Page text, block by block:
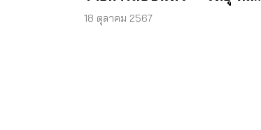
มีโฆษณาแฝง-ให้ข้อมูลเกิน
18 ตุลาคม 2567